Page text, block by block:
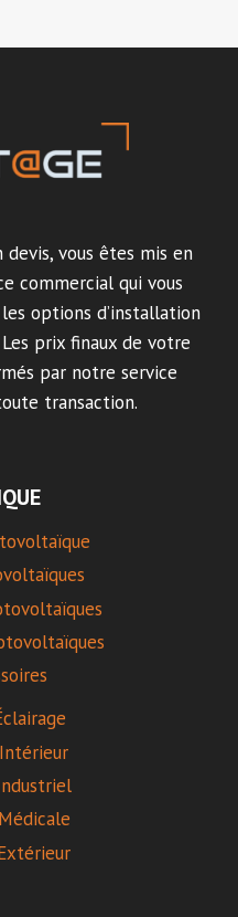
devis, vous êtes mis en
commercial qui vous
options d’installation
prix finaux de votre
par notre service
transaction.